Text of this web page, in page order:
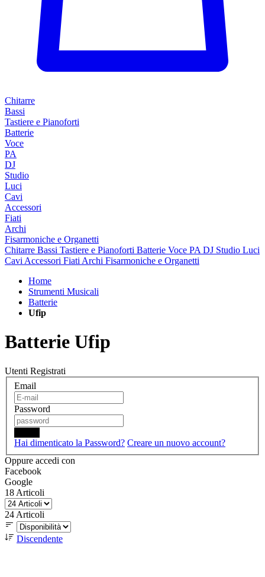
Chitarre
Bassi
Tastiere e Pianoforti
Batterie
Voce
PA
DJ
Studio
Luci
Cavi
Accessori
Fiati
Archi
Fisarmoniche e Organetti
Chitarre Bassi Tastiere e Pianoforti Batterie Voce PA DJ Studio Luci
Cavi Accessori Fiati Archi Fisarmoniche e Organetti
Home
Strumenti Musicali
Batterie
Ufip
Batterie Ufip
Utenti Registrati
Email
Password
Hai dimenticato la Password? Creare un nuovo account?
Oppure accedi con
Facebook
Google
18Articoli
24Articoli
Discendente